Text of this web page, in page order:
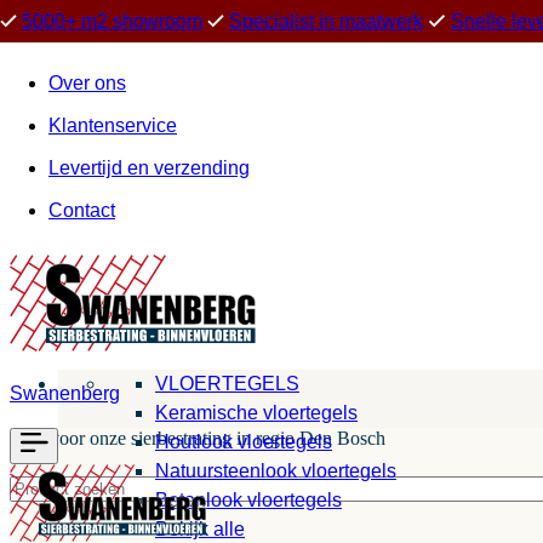
5000+ m2 showroom Specialist in maatwerk Snelle
Over ons
Klantenservice
Levertijd en verzending
Contact
Swanenberg
Kies voor onze sierbestrating in regio Den Bosch
VLOERTEGELS
Keramische vloertegels
Houtlook vloertegels
Natuursteenlook vloertegels
Betonlook vloertegels
Bekijk alle